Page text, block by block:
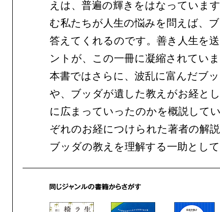
えは、普遍の輝きをはなっていま
む私たちが人生の悩みを問えば、
答えてくれるのです。善き人生を
ントが、この一冊に凝縮されてい
本書ではさらに、波乱に富んだブ
や、ブッダが遺した教えがお経と
に広まっていったのかを概説して
ぞれのお経につけられた著者の解
ブッダの教えを理解する一助とし